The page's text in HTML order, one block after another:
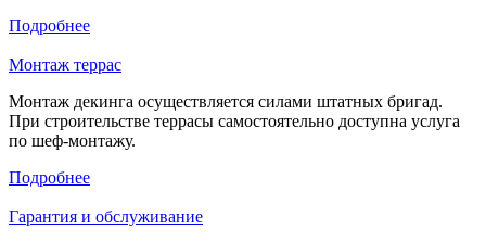
Подробнее
Монтаж террас
Монтаж декинга осуществляется силами штатных бригад.
При строительстве террасы самостоятельно доступна услуга
по шеф-монтажу.
Подробнее
Гарантия и обслуживание